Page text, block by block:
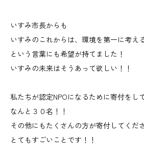
いすみ市長からも
いすみのこれからは、環境を第一に考え
という言葉にも希望が持てました！
いすみの未来はそうあって欲しい！！
私たちが認定NPOになるために寄付をし
なんと３０名！！
その他にもたくさんの方が寄付してくだ
とてもすごいことです！！